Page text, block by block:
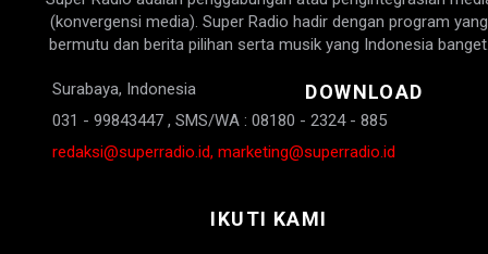
(konvergensi media). Super Radio hadir dengan program yang
bermutu dan berita pilihan serta musik yang Indonesia
Surabaya, Indonesia
031 - 99843447 , SMS/WA : 08180 - 2324 - 885
redaksi@superradio.id, marketing@superradio.id
DOWNLOAD
IKUTI KAMI